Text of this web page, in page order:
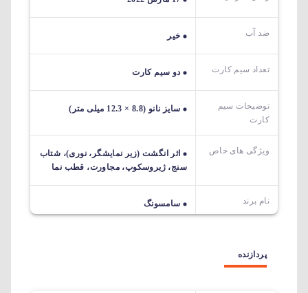
ضد آب خیر
تعداد سیم کارت دو سیم کارت
توضیحات سیم
کارت
سایز نانو (8.8 × 12.3 میلی متر)
ویژگی های خاص
اثر انگشت (زیر نمایشگر، نوری)، شتاب
سنج، ژیروسکوپ، مجاورت، قطب نما
نام برند سامسونگ
پردازنده